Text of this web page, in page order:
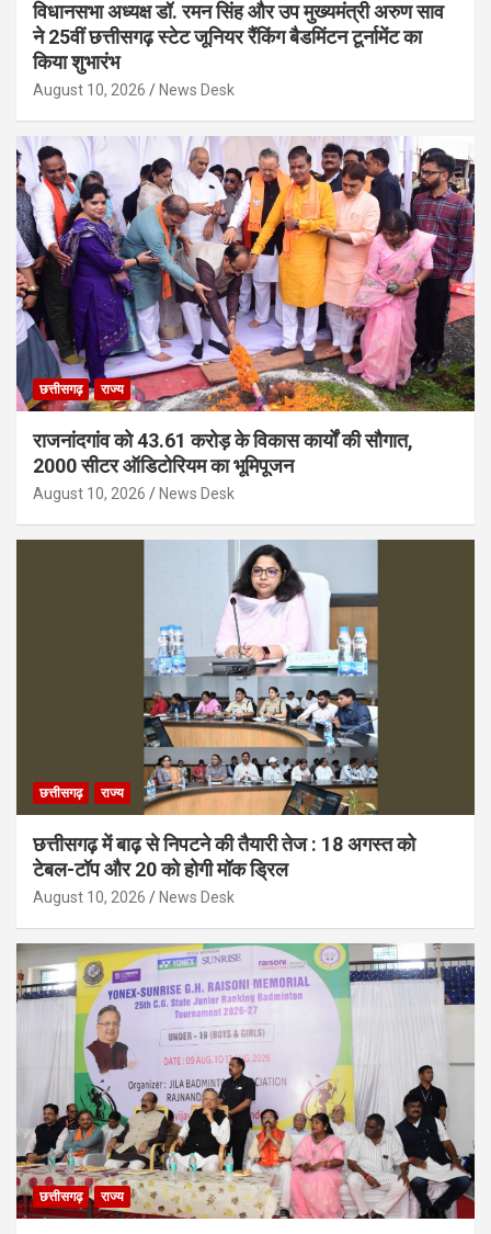
विधानसभा अध्यक्ष डॉ. रमन सिंह और उप मुख्यमंत्री अरुण साव
ने 25वीं छत्तीसगढ़ स्टेट जूनियर रैंकिंग बैडमिंटन टूर्नामेंट का
किया शुभारंभ
August 10, 2026 News Desk
छत्तीसगढ़ राज्य
राजनांदगांव को 43.61 करोड़ के विकास कार्यों की सौगात,
2000 सीटर ऑडिटोरियम का भूमिपूजन
August 10, 2026 News Desk
छत्तीसगढ़ राज्य
छत्तीसगढ़ में बाढ़ से निपटने की तैयारी तेज : 18 अगस्त को
टेबल-टॉप और 20 को होगी मॉक ड्रिल
August 10, 2026 News Desk
छत्तीसगढ़ राज्य